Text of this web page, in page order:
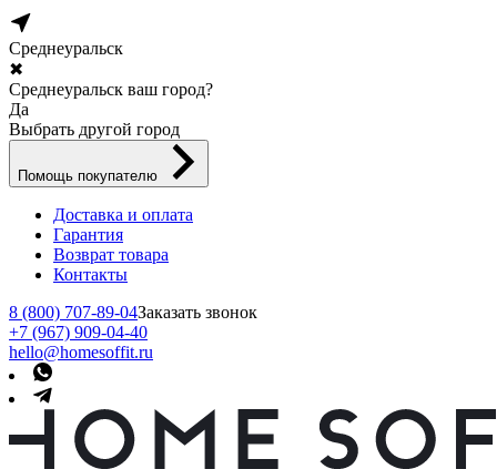
Среднеуральск
✖
Среднеуральск ваш город?
Да
Выбрать другой город
Помощь покупателю
Доставка и оплата
Гарантия
Возврат товара
Контакты
8 (800) 707-89-04Заказать звонок
+7 (967) 909-04-40
hello@homesoffit.ru